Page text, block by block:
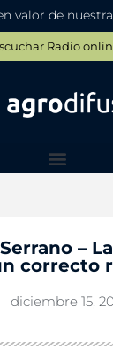
valor de
Radio
–
correcto
diciembre 15,